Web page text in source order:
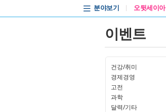
분야보기 오뒷세이아
이벤트
건강/취미
경제경영
고전
과학
달력/기타